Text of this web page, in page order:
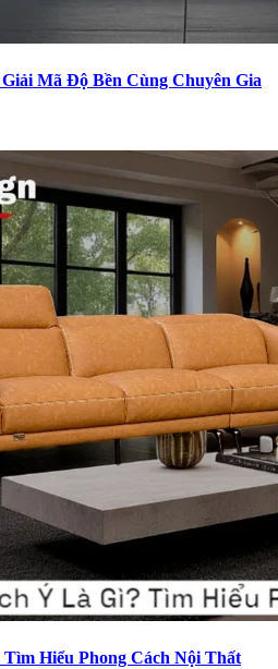
Mã Độ Bền Cùng Chuyên Gia
Hiểu Phong Cách Nội Thất